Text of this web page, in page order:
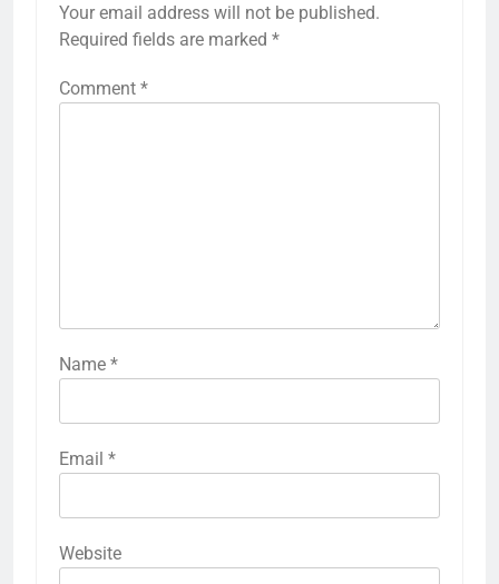
Your email address will not be published.
Required fields are marked *
Comment *
Name *
Email *
Website